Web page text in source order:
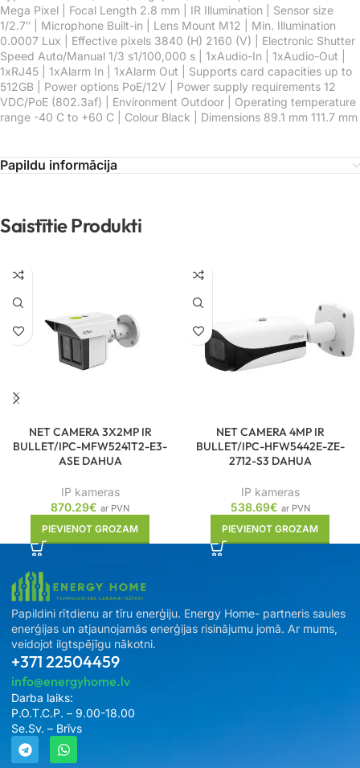
Mega Pixel | Focal Length 2.8 mm | IR Illumination | Sensor size
1/2.7″ | Microphone Built-in | Lens Mount M12 | Min. Illumination
0.0007 Lux | Effective pixels 3840 (H) 2160 (V) | Electronic Shutter
Speed Auto/Manual 1/3 s1/100,000 s | 1xAudio-In | 1xAudio-Out |
1xRJ45 | 1xAlarm In | 1xAlarm Out | Supports card capacities up to
512GB | Power options PoE/12V | Power supply requirements 12
VDC/PoE (802.3af) | Environment Outdoor | Operating temperature
range -40 C to +60 C | Colour Black | Dimensions 89.1 mm 111.7 mm
Papildu informācija
Saistītie Produkti
NET CAMERA 3X2MP IR
BULLET/IPC-MFW5241T2-E3-
ASE DAHUA
IP kameras
870.29€ ar PVN
PIEVIENOT GROZAM
NET CAMERA 4MP IR
BULLET/IPC-HFW5442E-ZE-
2712-S3 DAHUA
IP kameras
538.69€ ar PVN
PIEVIENOT GROZAM
Papildini rītdienu ar tīru enerģiju. Energy Home- partneris saules
enerģijas un atjaunojamās enerģijas risinājumu jomā. Ar mums,
veidojot ilgtspējīgu nākotni.
+371 22504459
info@energyhome.lv
Darba laiks:
P.O.T.C.P. – 9.00-18.00
Se.Sv. – Brīvs